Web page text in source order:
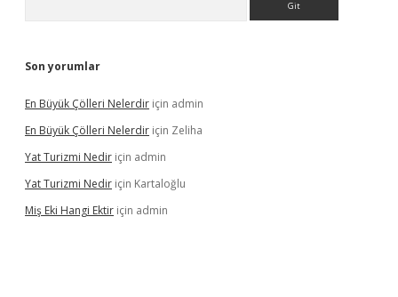
Son yorumlar
En Büyük Çölleri Nelerdir için admin
En Büyük Çölleri Nelerdir için Zeliha
Yat Turizmi Nedir için admin
Yat Turizmi Nedir için Kartaloğlu
Miş Eki Hangi Ektir için admin